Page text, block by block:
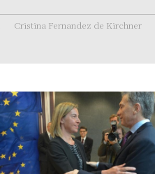
Cristina Fernandez de Kirchner